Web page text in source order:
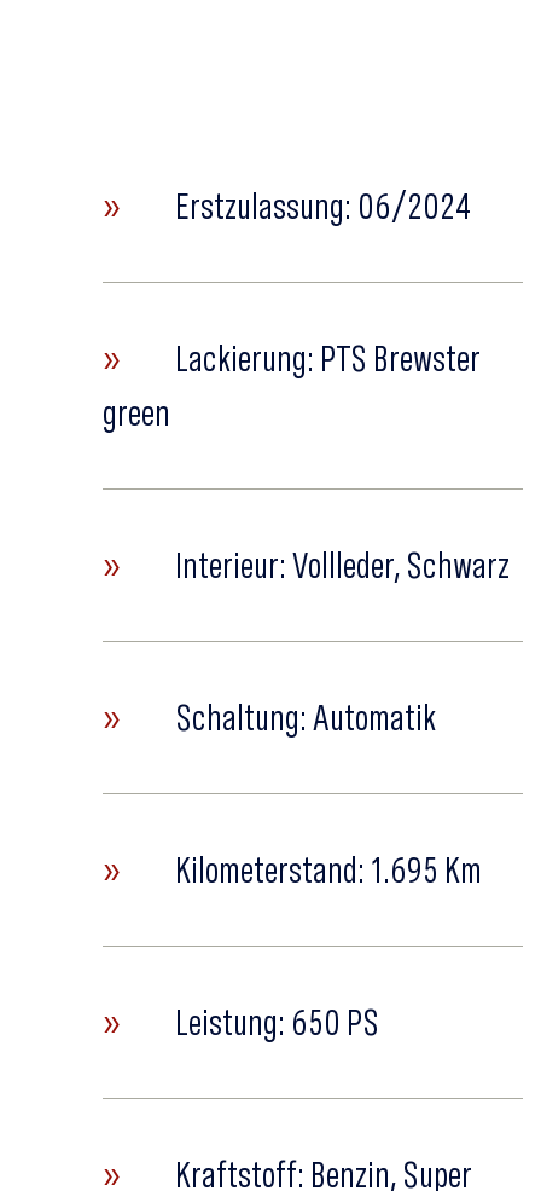
» Erstzulassung: 06/2024
»
Lackierung: PTS Brewster
green
» Interieur: Vollleder, Schwarz
» Schaltung: Automatik
» Kilometerstand: 1.695 Km
» Leistung: 650 PS
» Kraftstoff: Benzin, Super